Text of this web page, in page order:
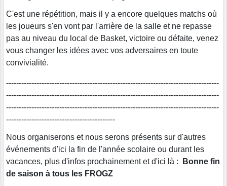
C'est une répétition, mais il y a encore quelques matchs où
les joueurs s'en vont par l'arrière de la salle et ne repasse
pas au niveau du local de Basket, victoire ou défaite, venez
vous changer les idées avec vos adversaires en toute
convivialité.
------------------------------------------------------------------------------------
------------------------------------------------------------------------------------
------------------------------------------------------------------------------------
-------------------------------------------
Nous organiserons et nous serons présents sur d'autres
événements d'ici la fin de l'année scolaire ou durant les
vacances, plus d'infos prochainement et d'ici là :
Bonne fin
de saison à tous les FROGZ